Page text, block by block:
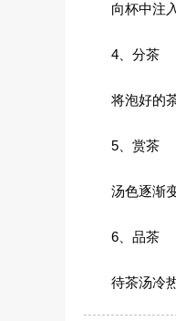
向杯中注入
4、分茶
将泡好的茶
5、赏茶
汤色逐渐变
6、品茶
待茶汤冷热